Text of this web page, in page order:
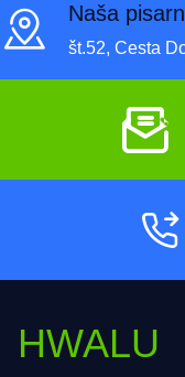
Naša
št.52, Cesta
HWALU